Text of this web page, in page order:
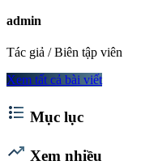
admin
Tác giả / Biên tập viên
Xem tất cả bài viết
format_list_bulleted Mục lục
trending_up Xem nhiều